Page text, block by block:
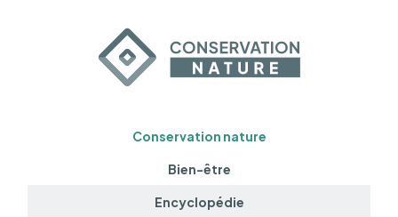
Conservation nature
Bien-être
Encyclopédie